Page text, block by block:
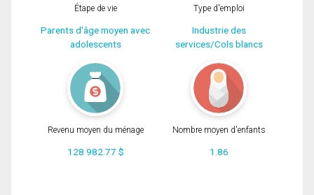
Étape de vie
Parents d'âge moyen avec
adolescents
Type d'emploi
Industrie des
services/Cols blancs
Revenu moyen du ménage
128 982.77 $
Nombre moyen d'enfants
1.86